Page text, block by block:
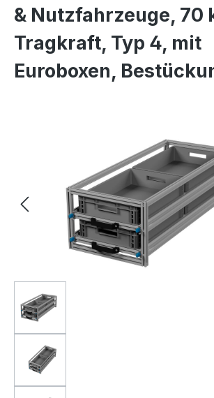
& Nutzfahrzeuge, 70
Tragkraft, Typ 4, mit
Euroboxen,